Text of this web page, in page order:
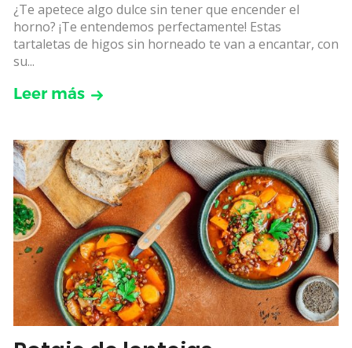
¿Te apetece algo dulce sin tener que encender el
horno? ¡Te entendemos perfectamente! Estas
tartaletas de higos sin horneado te van a encantar, con
su...
Leer más